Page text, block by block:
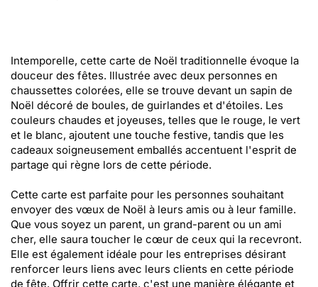
Intemporelle, cette carte de Noël traditionnelle évoque la
douceur des fêtes. Illustrée avec deux personnes en
chaussettes colorées, elle se trouve devant un sapin de
Noël décoré de boules, de guirlandes et d'étoiles. Les
couleurs chaudes et joyeuses, telles que le rouge, le vert
et le blanc, ajoutent une touche festive, tandis que les
cadeaux soigneusement emballés accentuent l'esprit de
partage qui règne lors de cette période.
Cette carte est parfaite pour les personnes souhaitant
envoyer des vœux de Noël à leurs amis ou à leur famille.
Que vous soyez un parent, un grand-parent ou un ami
cher, elle saura toucher le cœur de ceux qui la recevront.
Elle est également idéale pour les entreprises désirant
renforcer leurs liens avec leurs clients en cette période
de fête. Offrir cette carte, c'est une manière élégante et